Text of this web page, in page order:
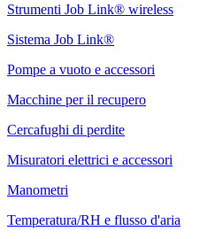
Strumenti Job Link® wireless
Sistema Job Link®
Pompe a vuoto e accessori
Macchine per il recupero
Cercafughi di perdite
Misuratori elettrici e accessori
Manometri
Temperatura/RH e flusso d'aria